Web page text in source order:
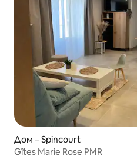
Дом – Spincourt
Gîtes Marie Rose PMR